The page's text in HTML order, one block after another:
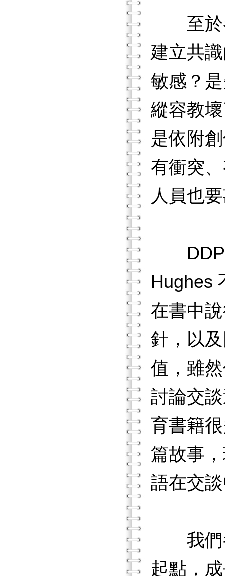
至於各
建立共
敏感？
縱容教
是依附
有衝突
人員也
DDP
Hughes
在書中
針，以
值，雖
討論交
育書籍
篇故事
語在交
我們都
起點，